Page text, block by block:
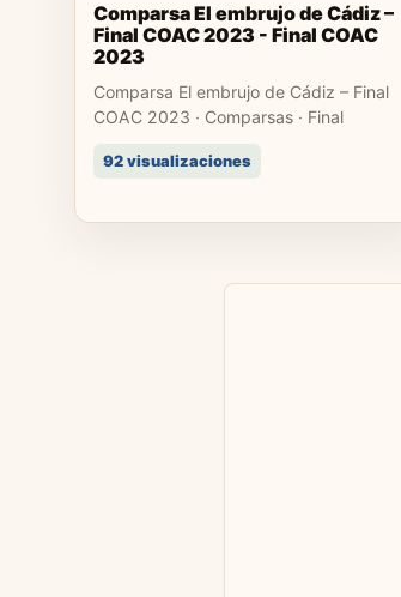
Comparsa El embrujo de Cádiz –
Final COAC 2023 - Final COAC
2023
Comparsa El embrujo de Cádiz – Final
COAC 2023 · Comparsas · Final
92 visualizaciones